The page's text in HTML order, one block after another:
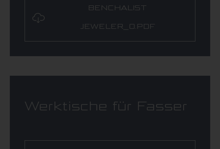
BENCHALIST
JEWELER_0.PDF
Werktische für Fasser